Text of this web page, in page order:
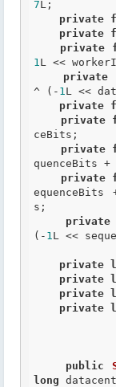
7L;
private
private
private
1L <<
private
^ (- 1L <<
private
private
ceBits;
private
quenceBits
private
s;
private
(- 1L <<
private
private
private
private
public
long